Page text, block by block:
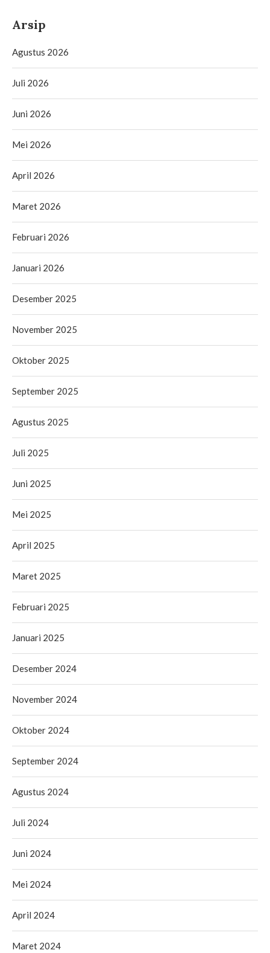
Arsip
Agustus 2026
Juli 2026
Juni 2026
Mei 2026
April 2026
Maret 2026
Februari 2026
Januari 2026
Desember 2025
November 2025
Oktober 2025
September 2025
Agustus 2025
Juli 2025
Juni 2025
Mei 2025
April 2025
Maret 2025
Februari 2025
Januari 2025
Desember 2024
November 2024
Oktober 2024
September 2024
Agustus 2024
Juli 2024
Juni 2024
Mei 2024
April 2024
Maret 2024